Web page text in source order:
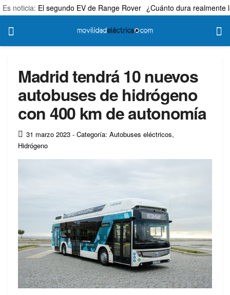
Es noticia: El segundo EV de Range Rover ¿Cuánto dura realmente
Madrid tendrá 10 nuevos
autobuses de hidrógeno
con 400 km de autonomía
31 marzo 2023 - Categoría: Autobuses eléctricos,
Hidrógeno